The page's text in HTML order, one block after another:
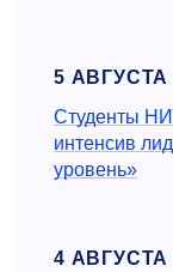
5 АВГУСТА
Студенты
интенсив
уровень»
4 АВГУСТА